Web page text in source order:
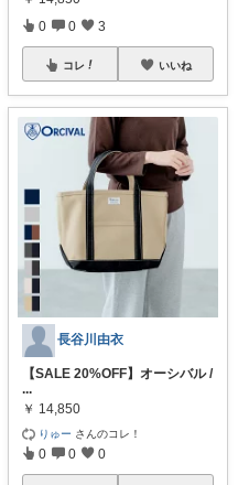
0 0 3
コレ いいね
長谷川由衣
【SALE 20%OFF】オーシバル /
...
￥ 14,850
りゅー さんのコレ！
0 0 0